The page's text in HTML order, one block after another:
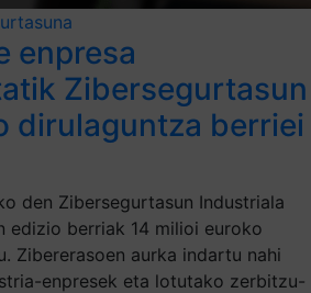
enpresa
Zibersegurtasun
dirulaguntza berriei
den Zibersegurtasun Industriala
edizio berriak 14 milioi euroko
Zibererasoen aurka indartu nahi
enpresek eta lotutako zerbitzu-